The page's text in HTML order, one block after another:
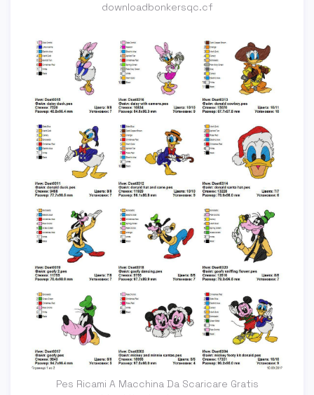
downloadbonkersqc.cf
Pes Ricami A Macchina Da Scaricare Gratis